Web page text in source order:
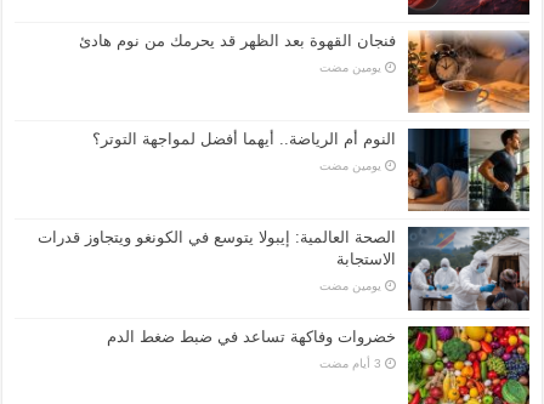
فنجان القهوة بعد الظهر قد يحرمك من نوم هادئ
‏يومين مضت
النوم أم الرياضة.. أيهما أفضل لمواجهة التوتر؟
‏يومين مضت
الصحة العالمية: إيبولا يتوسع في الكونغو ويتجاوز قدرات
الاستجابة
‏يومين مضت
خضروات وفاكهة تساعد في ضبط ضغط الدم